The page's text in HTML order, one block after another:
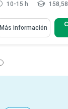
10-15 h
Más información